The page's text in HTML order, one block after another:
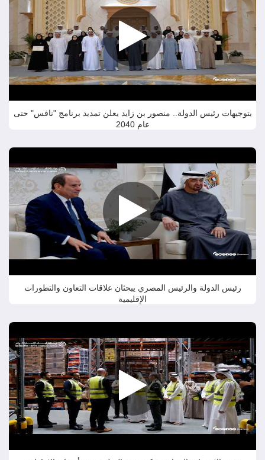
بتوجيهات رئيس الدولة.. منصور بن زايد يعلن تمديد برنامج "نافس" حتى
عام 2040
رئيس الدولة والرئيس المصري يبحثان علاقات التعاون والتطورات
الإقليمية